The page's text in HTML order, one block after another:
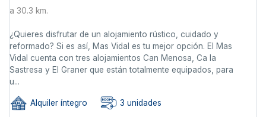
a 30.3 km.
¿Quieres disfrutar de un alojamiento rústico, cuidado y
reformado? Si es así, Mas Vidal es tu mejor opción. El Mas
Vidal cuenta con tres alojamientos Can Menosa, Ca la
Sastresa y El Graner que están totalmente equipados, para
u...
Alquiler íntegro 3 unidades